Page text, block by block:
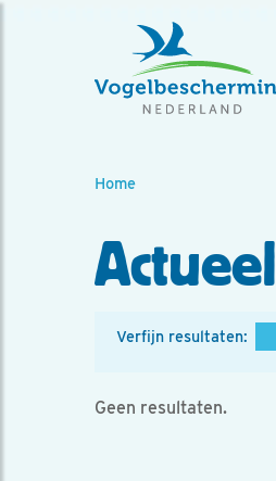
Home
Actueel
Verfijn resultaten:
Geen resultaten.